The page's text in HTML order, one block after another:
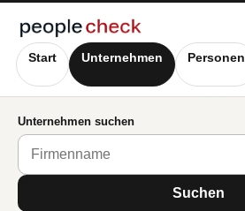
Start Unternehmen Personen
Unternehmen suchen
Suchen